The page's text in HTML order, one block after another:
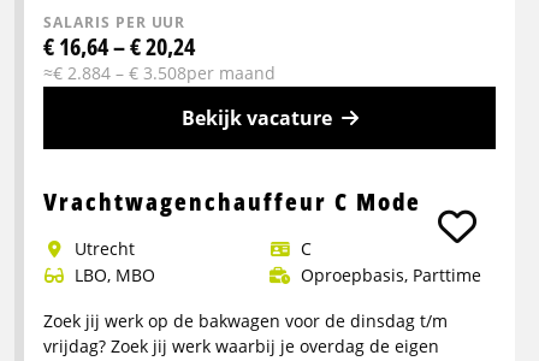
SALARIS PER UUR
€ 16,64 – € 20,24
≈€ 2.884 – € 3.508per maand
Bekijk vacature
info
Vrachtwagenchauffeur
(CE)
–
geconditioneerd
Vrachtwagenchauffeur C Mode
Utrecht
C
LBO, MBO
Oproepbasis, Parttime
Zoek jij werk op de bakwagen voor de dinsdag t/m
vrijdag? Zoek jij werk waarbij je overdag de eigen